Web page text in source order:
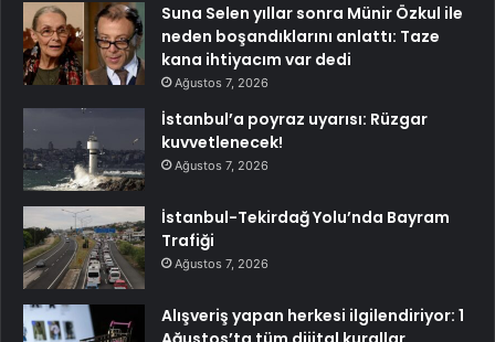
Suna Selen yıllar sonra Münir Özkul ile
neden boşandıklarını anlattı: Taze
kana ihtiyacım var dedi
Ağustos 7, 2026
İstanbul’a poyraz uyarısı: Rüzgar
kuvvetlenecek!
Ağustos 7, 2026
İstanbul-Tekirdağ Yolu’nda Bayram
Trafiği
Ağustos 7, 2026
Alışveriş yapan herkesi ilgilendiriyor: 1